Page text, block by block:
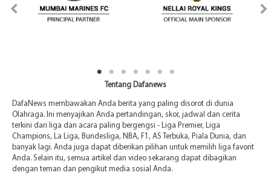
Tentang Dafanews
DafaNews membawakan Anda berita yang paling disorot di dunia
Olahraga. Ini menyajikan Anda pertandingan, skor, jadwal dan cerita
terkini dari liga dan acara paling bergengsi - Liga Premier, Liga
Champions, La Liga, Bundesliga, NBA, F1, AS Terbuka, Piala Dunia, dan
banyak lagi. Anda juga dapat diberikan pilihan untuk memilih liga favorit
Anda. Selain itu, semua artikel dan video sekarang dapat dibagikan
dengan teman dan pengikut media sosial Anda.